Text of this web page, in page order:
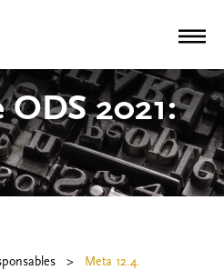
ODS 2021:
> Meta 12.4.